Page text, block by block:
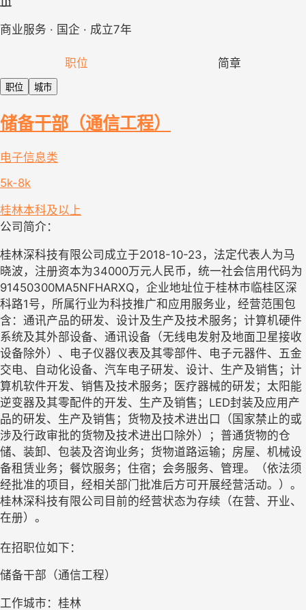
商业服务 · 国企 · 成立7年
职位 简章
职位 城市
储备干部（通信工程）
电子信息类
5k-8k
桂林本科及以上
公司简介：
桂林深科技有限公司成立于2018-10-23，法定代表人为马
晓波，注册资本为34000万元人民币，统一社会信用代码为
91450300MA5NFHARXQ，企业地址位于桂林市临桂区深
科路1号，所属行业为科技推广和应用服务业，经营范围包
含：通讯产品的研发、设计及生产及技术服务；计算机硬件
系统及其外部设备、通讯设备（无线电发射及地面卫星接收
设备除外）、电子仪器仪表及其零部件、电子元器件、五金
交电、自动化设备、汽车电子研发、设计、生产及销售；计
算机软件开发、销售及技术服务；医疗器械的研发；太阳能
逆变器及其零配件的开发、生产及销售；LED封装及应用产
品的研发、生产及销售；货物及技术进出口（国家禁止的或
涉及行政审批的货物及技术进出口除外）；普通货物的仓
储、装卸、包装及咨询业务；货物道路运输；房屋、机械设
备租赁业务；餐饮服务；住宿；会务服务、管理。（依法须
经批准的项目，经相关部门批准后方可开展经营活动。）。
桂林深科技有限公司目前的经营状态为存续（在营、开业、
在册）。
在招职位如下：
储备干部（通信工程）
工作城市：桂林